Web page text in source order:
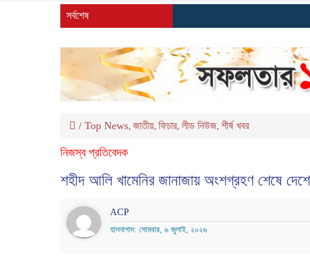
সর্বশেষ
/ Top News, জাতীয়, ফিচার, লীড নিউজ, শীর্ষ খবর
নিজস্ব প্রতিবেদক
শহীদ আলি খামেনির জানাজায় অংশগ্রহণ শেষে
ACP
হালনাগাদ: সোমবার, ৬ জুলাই, ২০২৬